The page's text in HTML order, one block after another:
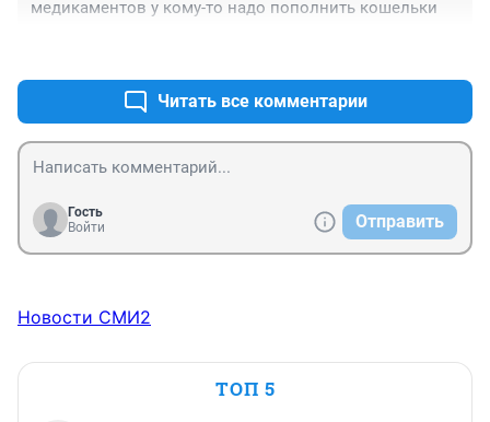
медикаментов у кому-то надо пополнить кошельки
Читать все комментарии
Гость
Войти
Отправить
Новости СМИ2
ТОП 5